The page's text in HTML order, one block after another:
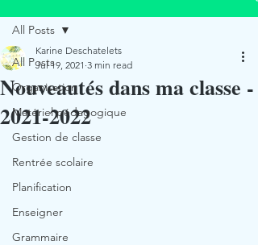
All Posts
Organisation
Matériel pédagogique
Gestion de classe
Rentrée scolaire
Planification
Enseigner
Grammaire
All Posts
Nouveautés dans ma classe -
2021-2022
Karine Deschatelets
Jul 19, 2021 3 min read